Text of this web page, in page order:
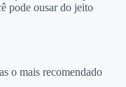
pode ousar do jeito
o mais recomendado